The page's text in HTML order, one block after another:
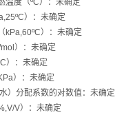
温度（ºC）：未确定
）：未确定
kPa,60ºC）：未确定
）：未确定
）：未确定
）：未确定
水）分配系数的对数值：未确定
V）：未确定